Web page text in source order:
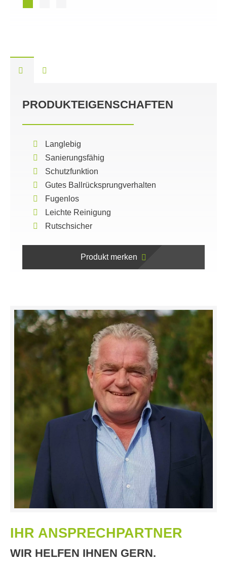
PRODUKTEIGENSCHAFTEN
Langlebig
Sanierungsfähig
Schutzfunktion
Gutes Ballrücksprungverhalten
Fugenlos
Leichte Reinigung
Rutschsicher
Produkt merken
IHR ANSPRECHPARTNER
WIR HELFEN IHNEN GERN.